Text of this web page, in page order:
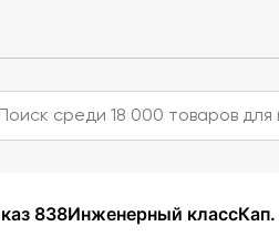
838Инженерный класс